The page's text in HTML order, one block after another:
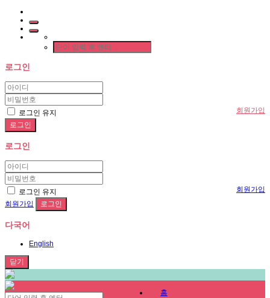
로그인
로그인 유지 회원가입
로그인
회원가입
로그인 유지
회원가입
다국어
English
닫기
홈